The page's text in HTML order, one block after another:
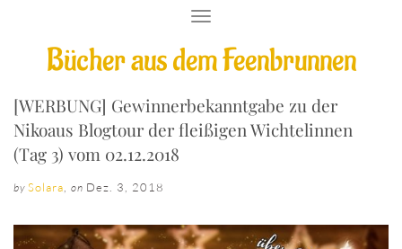
Bücher aus dem Feenbrunnen
T
G
E
N
A
I
O
[WERBUNG] Gewinnerbekanntgabe zu der
Nikoaus Blogtour der fleißigen Wichtelinnen
(Tag 3) vom 02.12.2018
by Solara on Dez. 3, 2018